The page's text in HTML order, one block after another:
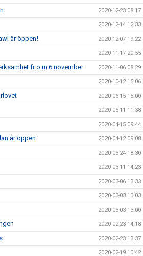
2020-12-23 08:17
2020-12-14 12:33
är öppen! 2020-12-07 19:22
2020-11-17 20:55
fr.o.m 6 november 2020-11-06 08:29
2020-10-12 15:06
2020-06-15 15:00
2020-05-11 11:38
2020-04-15 09:44
är öppen. 2020-04-12 09:08
2020-03-24 18:30
2020-03-11 14:23
2020-03-06 13:33
2020-03-03 13:03
2020-03-03 13:00
2020-02-23 14:18
2020-02-23 13:37
2020-02-19 10:42